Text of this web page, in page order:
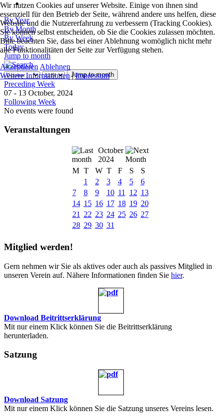
By Year
By Month
By Week
Today
Jump to month
Jump to month
Preceding Week
07 - 13 October, 2024
Following Week
No events were found
Veranstaltungen
October
2024
M T W T F S
S
1
2 3 4 5
6
7
8 9 10 11 12 13
14 15 16 17 18 19 20
21
22 23 24 25 26 27
28 29 30 31
Mitglied werden!
Gern nehmen wir Sie als aktives oder auch als passives Mitglied in
unseren Verein auf. Nähere Informationen finden Sie hier.
Download Beitrittserklärung
Mit nur einem Klick können Sie die Beitrittserklärung
herunterladen.
Satzung
Download Satzung
Mit nur einem Klick können Sie die Satzung unseres Vereins lesen.
Wir nutzen Cookies auf unserer Website. Einige von ihnen sind
essenziell für den Betrieb der Seite, während andere uns helfen, diese
Website und die Nutzererfahrung zu verbessern (Tracking Cookies).
Sie können selbst entscheiden, ob Sie die Cookies zulassen möchten.
Bitte beachten Sie, dass bei einer Ablehnung womöglich nicht mehr
alle Funktionalitäten der Seite zur Verfügung stehen.
Akzeptieren Ablehnen
Weitere Informationen|Impressum